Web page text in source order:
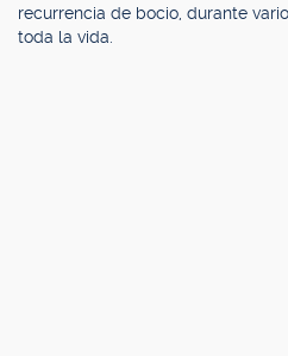
recurrencia de bocio, durante
toda la vida.